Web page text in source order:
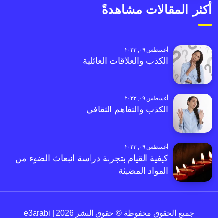
أكثر المقالات مشاهدةً
أغسطس ٠٩, ٢٠٢٣
الكذب والعلاقات العائلية
أغسطس ٠٩, ٢٠٢٣
الكذب والتفاهم الثقافي
أغسطس ٠٩, ٢٠٢٣
كيفية القيام بتجربة دراسة انبعاث الضوء من
المواد المضيئة
جميع الحقوق محفوظة © حقوق النشر 2026 | e3arabi